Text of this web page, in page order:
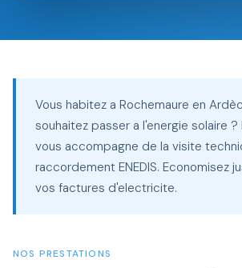
Vous habitez a Rochemaure en
souhaitez passer a l'energie solaire ?
vous accompagne de la visite
raccordement ENEDIS. Economisez
vos factures d'electricite.
NOS PRESTATIONS